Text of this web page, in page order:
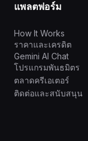
แพลตฟอร์ม
How It Works
ราคาและเครดิต
Gemini AI Chat
โปรแกรมพันธมิตร
ตลาดครีเอเตอร์
ติดต่อและสนับสนุน